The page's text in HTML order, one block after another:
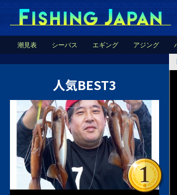
潮見表 シーバス エギング アジング
人気BEST3